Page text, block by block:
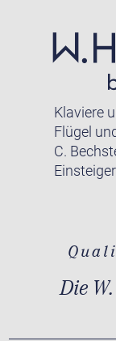
Klaviere
Flügel
C.
Die